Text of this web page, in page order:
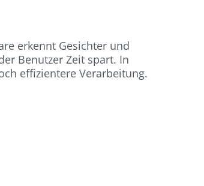
erkennt Gesichter und
Benutzer Zeit spart. In
effizientere Verarbeitung.